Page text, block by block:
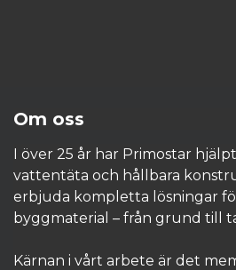
Om oss
I över 25 år har Primostar
vattentäta och hållbara
erbjuda kompletta lösningar
byggmaterial – från grund till
Kärnan i vårt arbete är det